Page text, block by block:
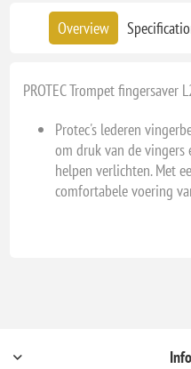
Overview
PROTEC Trompet fingersaver
Protec's lederen
om druk van de
helpen verlichten. Met
comfortabele voering